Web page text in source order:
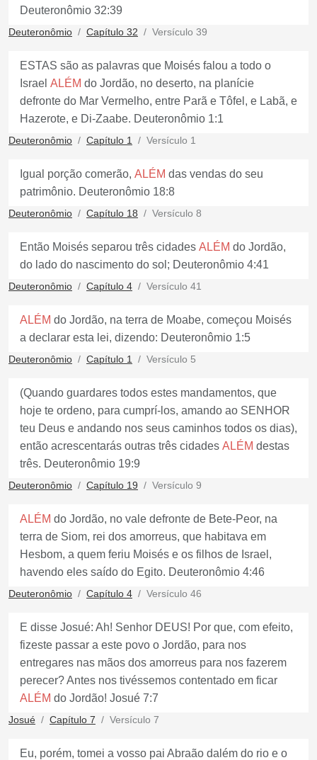
Deuteronômio 32:39
Deuteronômio Capítulo 32 Versículo 39
ESTAS são as palavras que Moisés falou a todo o
Israel ALÉM do Jordão, no deserto, na planície
defronte do Mar Vermelho, entre Parã e Tôfel, e Labã, e
Hazerote, e Di-Zaabe. Deuteronômio 1:1
Deuteronômio Capítulo 1 Versículo 1
Igual porção comerão, ALÉM das vendas do seu
patrimônio. Deuteronômio 18:8
Deuteronômio Capítulo 18 Versículo 8
Então Moisés separou três cidades ALÉM do Jordão,
do lado do nascimento do sol; Deuteronômio 4:41
Deuteronômio Capítulo 4 Versículo 41
ALÉM do Jordão, na terra de Moabe, começou Moisés
a declarar esta lei, dizendo: Deuteronômio 1:5
Deuteronômio Capítulo 1 Versículo 5
(Quando guardares todos estes mandamentos, que
hoje te ordeno, para cumprí-los, amando ao SENHOR
teu Deus e andando nos seus caminhos todos os dias),
então acrescentarás outras três cidades ALÉM destas
três. Deuteronômio 19:9
Deuteronômio Capítulo 19 Versículo 9
ALÉM do Jordão, no vale defronte de Bete-Peor, na
terra de Siom, rei dos amorreus, que habitava em
Hesbom, a quem feriu Moisés e os filhos de Israel,
havendo eles saído do Egito. Deuteronômio 4:46
Deuteronômio Capítulo 4 Versículo 46
E disse Josué: Ah! Senhor DEUS! Por que, com efeito,
fizeste passar a este povo o Jordão, para nos
entregares nas mãos dos amorreus para nos fazerem
perecer? Antes nos tivéssemos contentado em ficar
ALÉM do Jordão! Josué 7:7
Josué Capítulo 7 Versículo 7
Eu, porém, tomei a vosso pai Abraão dalém do rio e o